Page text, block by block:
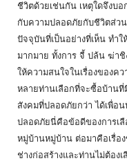
ชีวิตด้วยเช่นกัน เหตุใดจึงบ
กับความปลอดภัยกับชีวิตส่ว
ปัจจุบันที่เป็นอย่างที่เห็น ทำ
มากมาย ทั้งการ จี้ ปล้น ฆ่า
ให้ความสนใจในเรื่องของค
หลายท่านเลือกที่จะซื้อบ้านที่
สังคมที่ปลอดภัยกว่า ได้เพื่อ
ปลอดภัยนี่คือข้อดีของการเลื
หมู่บ้านหมู่บ้าน ต่อมาคือเรื่อ
ช่างก่อสร้างและท่านไม่ต้อง